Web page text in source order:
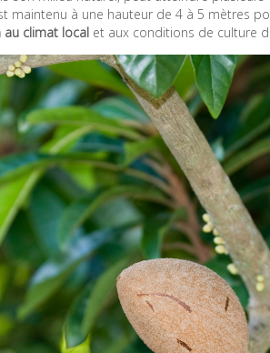
maintenu à une hauteur de 4 à 5 mètres
au climat local et aux conditions de culture